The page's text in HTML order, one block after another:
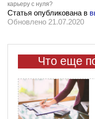
карьеру с нуля?
Статья опубликована в
Обновлено 21.07.2020
Что еще